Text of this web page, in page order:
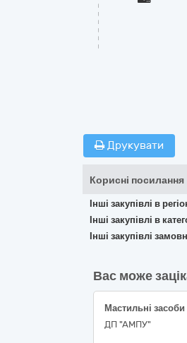
Друкувати
Корисні посилання
Інші закупівлі в
Інші закупівлі в
Інші закупівлі
Вас може
Мастильні засоби
ДП "АМПУ"